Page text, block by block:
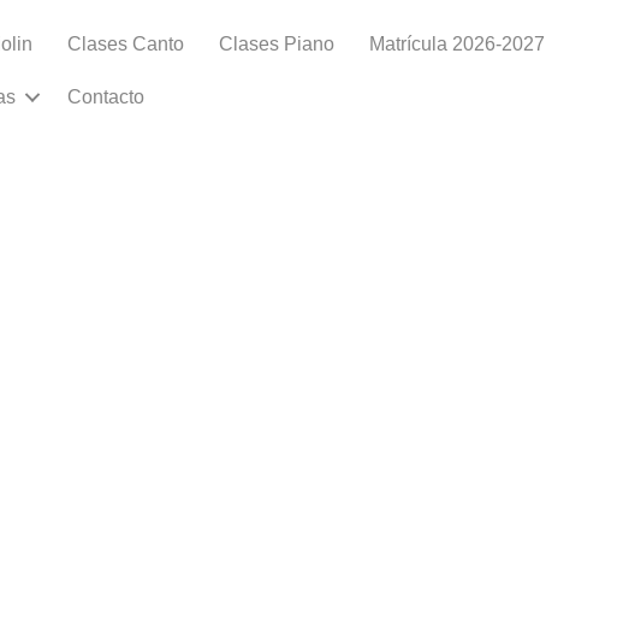
Clases Canto Clases Piano Matrícula 2026-2027
Contacto